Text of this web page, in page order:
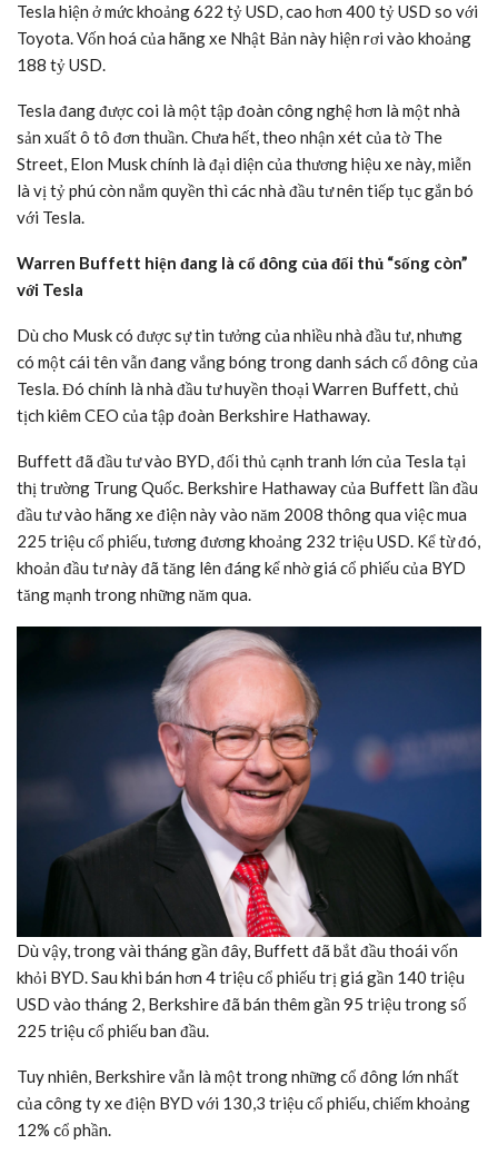
Tesla hiện ở mức khoảng 622 tỷ USD, cao hơn 400 tỷ USD so với
Toyota. Vốn hoá của hãng xe Nhật Bản này hiện rơi vào khoảng
188 tỷ USD.
Tesla đang được coi là một tập đoàn công nghệ hơn là một nhà
sản xuất ô tô đơn thuần. Chưa hết, theo nhận xét của tờ The
Street, Elon Musk chính là đại diện của thương hiệu xe này, miễn
là vị tỷ phú còn nắm quyền thì các nhà đầu tư nên tiếp tục gắn bó
với Tesla.
Warren Buffett hiện đang là cổ đông của đối thủ “sống còn”
với Tesla
Dù cho Musk có được sự tin tưởng của nhiều nhà đầu tư, nhưng
có một cái tên vẫn đang vắng bóng trong danh sách cổ đông của
Tesla. Đó chính là nhà đầu tư huyền thoại Warren Buffett, chủ
tịch kiêm CEO của tập đoàn Berkshire Hathaway.
Buffett đã đầu tư vào BYD, đối thủ cạnh tranh lớn của Tesla tại
thị trường Trung Quốc. Berkshire Hathaway của Buffett lần đầu
đầu tư vào hãng xe điện này vào năm 2008 thông qua việc mua
225 triệu cổ phiếu, tương đương khoảng 232 triệu USD. Kể từ đó,
khoản đầu tư này đã tăng lên đáng kể nhờ giá cổ phiếu của BYD
tăng mạnh trong những năm qua.
Dù vậy, trong vài tháng gần đây, Buffett đã bắt đầu thoái vốn
khỏi BYD. Sau khi bán hơn 4 triệu cổ phiếu trị giá gần 140 triệu
USD vào tháng 2, Berkshire đã bán thêm gần 95 triệu trong số
225 triệu cổ phiếu ban đầu.
Tuy nhiên, Berkshire vẫn là một trong những cổ đông lớn nhất
của công ty xe điện BYD với 130,3 triệu cổ phiếu, chiếm khoảng
12% cổ phần.